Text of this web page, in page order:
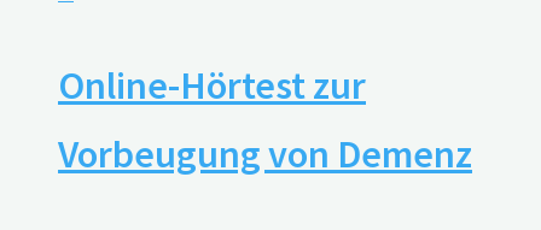
Online-Hörtest zur
Vorbeugung von Demenz